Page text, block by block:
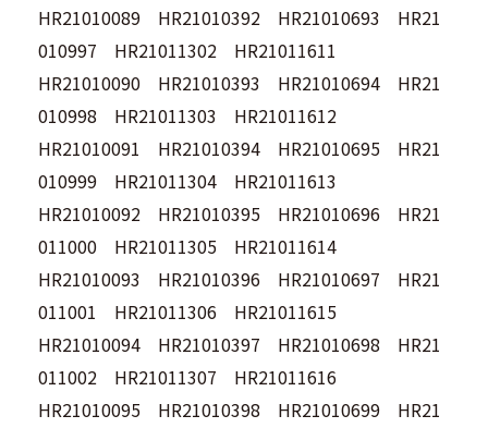
HR21010089 HR21010392 HR21010693 HR21
010997 HR21011302 HR21011611
HR21010090 HR21010393 HR21010694 HR21
010998 HR21011303 HR21011612
HR21010091 HR21010394 HR21010695 HR21
010999 HR21011304 HR21011613
HR21010092 HR21010395 HR21010696 HR21
011000 HR21011305 HR21011614
HR21010093 HR21010396 HR21010697 HR21
011001 HR21011306 HR21011615
HR21010094 HR21010397 HR21010698 HR21
011002 HR21011307 HR21011616
HR21010095 HR21010398 HR21010699 HR21